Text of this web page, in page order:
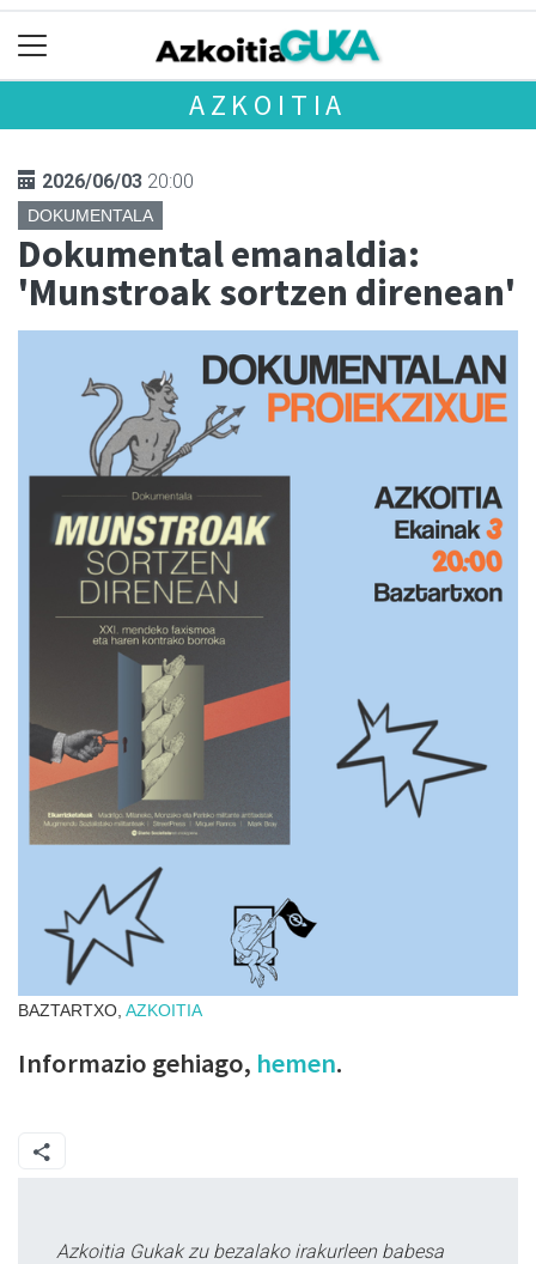
AZKOITIA
2026/06/03 20:00
DOKUMENTALA
Dokumental emanaldia:
'Munstroak sortzen direnean'
BAZTARTXO, AZKOITIA
Informazio gehiago, hemen.
Azkoitia Gukak zu bezalako irakurleen babesa